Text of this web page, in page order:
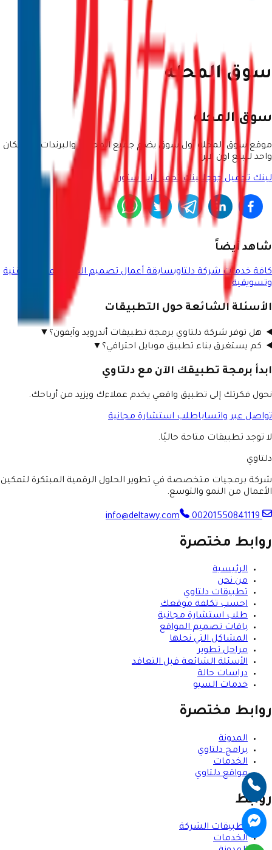
سوق المحله
سوق المحله
موقع سوق المحلة أول سوق يضم جميع المحلات والبرندات في مكان
واحد للبيع اون لاين
لينك تحميل جوجللينك تحميل اب ستور
شاهد أيضاً
كافة خدمات شركة دلتاويسابقة أعمال تصميم المواقع
مقالات تقنية
وتسويقية
الأسئلة الشائعة حول التطبيقات
هل توفر شركة دلتاوي برمجة تطبيقات أندرويد وآيفون؟ ▼
كم يستغرق بناء تطبيق موبايل احترافي؟ ▼
ابدأ برمجة تطبيقك الآن مع دلتاوي
نحول فكرتك إلى تطبيق واقعي يخدم عملاءك ويزيد من أرباحك.
تواصل عبر واتساباطلب استشارة مجانية
لا توجد تطبيقات متاحة حاليًا.
دلتاوي
شركة برمجيات متخصصة في تطوير الحلول الرقمية المبتكرة لتمكين
الأعمال من النمو والتوسع.
info@deltawy.com
00201550841119
روابط مختصرة
الرئيسية
من نحن
تطبيقات دلتاوي
احسب تكلفة موقعك
طلب استشارة مجانية
باقات تصميم المواقع
المشاكل التي نحلها
مراحل تطوير
الأسئلة الشائعة قبل التعاقد
دراسات حالة
خدمات السيو
روابط مختصرة
المدونة
برامج دلتاوي
الخدمات
مواقع دلتاوي
روابط
تطبيقات الشركة
الخدمات